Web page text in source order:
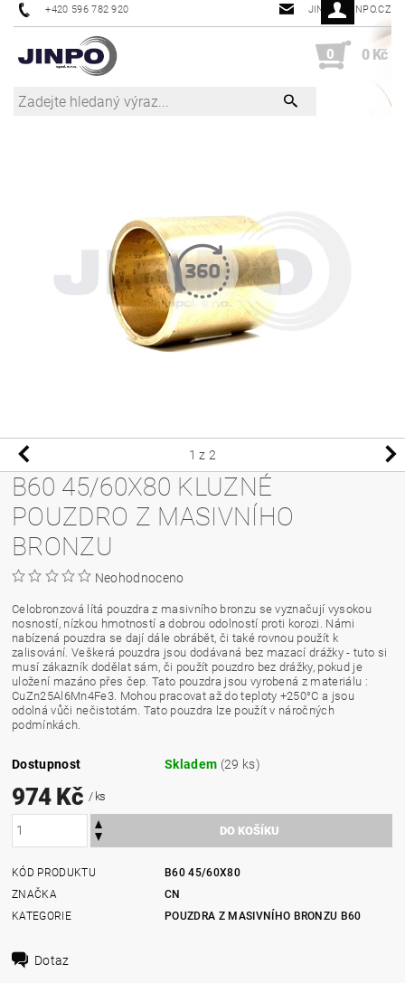
+420 596 782 920 JINPO@JINPO.CZ
0 0 Kč
1 z 2
B60 45/60X80 KLUZNÉ
POUZDRO Z MASIVNÍHO
BRONZU
Neohodnoceno
Celobronzová lítá pouzdra z masivního bronzu se vyznačují vysokou
nosností, nízkou hmotností a dobrou odolností proti korozi. Námi
nabízená pouzdra se dají dále obrábět, či také rovnou použít k
zalisování. Veškerá pouzdra jsou dodávaná bez mazací drážky - tuto si
musí zákazník dodělat sám, či použít pouzdro bez drážky, pokud je
uložení mazáno přes čep. Tato pouzdra jsou vyrobená z materiálu :
CuZn25Al6Mn4Fe3. Mohou pracovat až do teploty +250°C a jsou
odolná vůči nečistotám. Tato pouzdra lze použít v náročných
podmínkách.
Dostupnost Skladem (29 ks)
974 Kč / ks
KÓD PRODUKTU
B60 45/60X80
ZNAČKA
CN
KATEGORIE
POUZDRA Z MASIVNÍHO BRONZU B60
Dotaz